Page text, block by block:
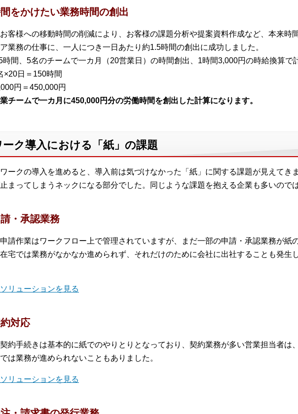
をかけたい業務時間の創出
客様への移動時間の削減により、お客様の課題分析や提案資料作成など、本来時
業務の仕事に、一人につき一日あたり約1.5時間の創出に成功しました。
時間、5名のチームで一カ月（20営業日）の時間創出、1時間3,000円の時給換算で
×20日＝150時間
円＝450,000円
チームで一カ月に450,000円分の労働時間を創出した計算になります。
ク導入における「紙」の課題
ークの導入を進めると、導入前は気づけなかった「紙」に関する課題が見えてき
まってしまうネックになる部分でした。同じような課題を抱える企業も多いので
・承認業務
請作業はワークフロー上で管理されていますが、まだ一部の申請・承認業務が紙
宅では業務がなかなか進められず、それだけのために会社に出社することも発生
リューションを見る
対応
約手続きは基本的に紙でのやりとりとなっており、契約業務が多い営業担当者は
は業務が進められないこともありました。
リューションを見る